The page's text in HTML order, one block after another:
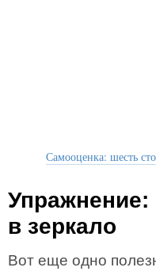
Самооценка: шесть
Упражнение:
в зеркало
Вот еще одно